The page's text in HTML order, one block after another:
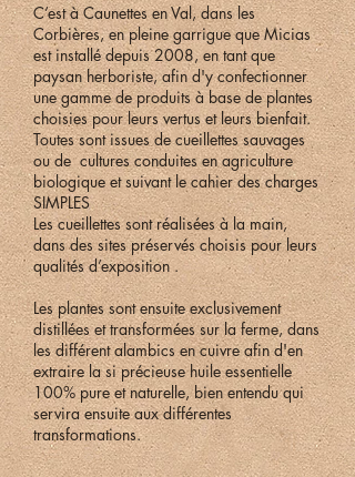
C’est à Caunettes en Val, dans les
Corbières, en pleine garrigue que Micias
est installé depuis 2008, en tant que
paysan herboriste, afin d'y confectionner
une gamme de produits à base de plantes
choisies pour leurs vertus et leurs bienfait.
Toutes sont issues de cueillettes sauvages
ou de cultures conduites en agriculture
biologique et suivant le cahier des charges
SIMPLES
Les cueillettes sont réalisées à la main,
dans des sites préservés choisis pour leurs
qualités d’exposition .
Les plantes sont ensuite exclusivement
distillées et transformées sur la ferme, dans
les différent alambics en cuivre afin d'en
extraire la si précieuse huile essentielle
100% pure et naturelle, bien entendu qui
servira ensuite aux différentes
transformations.